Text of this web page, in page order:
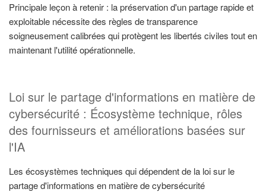
Principale leçon à retenir : la préservation d'un partage rapide et
exploitable nécessite des règles de transparence
soigneusement calibrées qui protègent les libertés civiles tout en
maintenant l'utilité opérationnelle.
Loi sur le partage d'informations en matière de
cybersécurité : Écosystème technique, rôles
des fournisseurs et améliorations basées sur
l'IA
Les écosystèmes techniques qui dépendent de la loi sur le
partage d'informations en matière de cybersécurité